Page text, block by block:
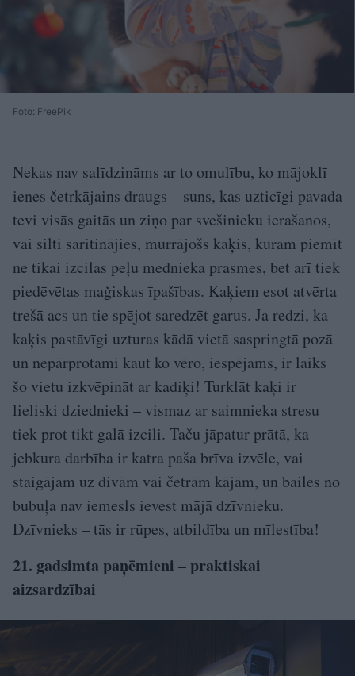
Foto: FreePik
Nekas nav salīdzināms ar to omulību, ko mājoklī
ienes četrkājains draugs – suns, kas uzticīgi pavada
tevi visās gaitās un ziņo par svešinieku ierašanos,
vai silti saritinājies, murrājošs kaķis, kuram piemīt
ne tikai izcilas peļu mednieka prasmes, bet arī tiek
piedēvētas maģiskas īpašības. Kaķiem esot atvērta
trešā acs un tie spējot saredzēt garus. Ja redzi, ka
kaķis pastāvīgi uzturas kādā vietā saspringtā pozā
un nepārprotami kaut ko vēro, iespējams, ir laiks
šo vietu izkvēpināt ar kadiķi! Turklāt kaķi ir
lieliski dziednieki – vismaz ar saimnieka stresu
tiek prot tikt galā izcili. Taču jāpatur prātā, ka
jebkura darbība ir katra paša brīva izvēle, vai
staigājam uz divām vai četrām kājām, un bailes no
bubuļa nav iemesls ievest mājā dzīvnieku.
Dzīvnieks – tās ir rūpes, atbildība un mīlestība!
21. gadsimta paņēmieni – praktiskai
aizsardzībai